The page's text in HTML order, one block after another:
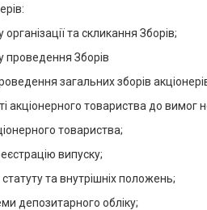
та скликання Зборів;
проведення Зборів
загальних зборів
акціонерного товариства до вимог
товариства;
випуску;
та внутрішніх положень;
депозитарного обліку;